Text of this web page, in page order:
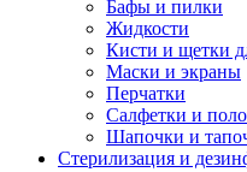
Бафы и пилки
Жидкости
Кисти и щетки
Маски и экраны
Перчатки
Салфетки и
Шапочки и
Стерилизация и